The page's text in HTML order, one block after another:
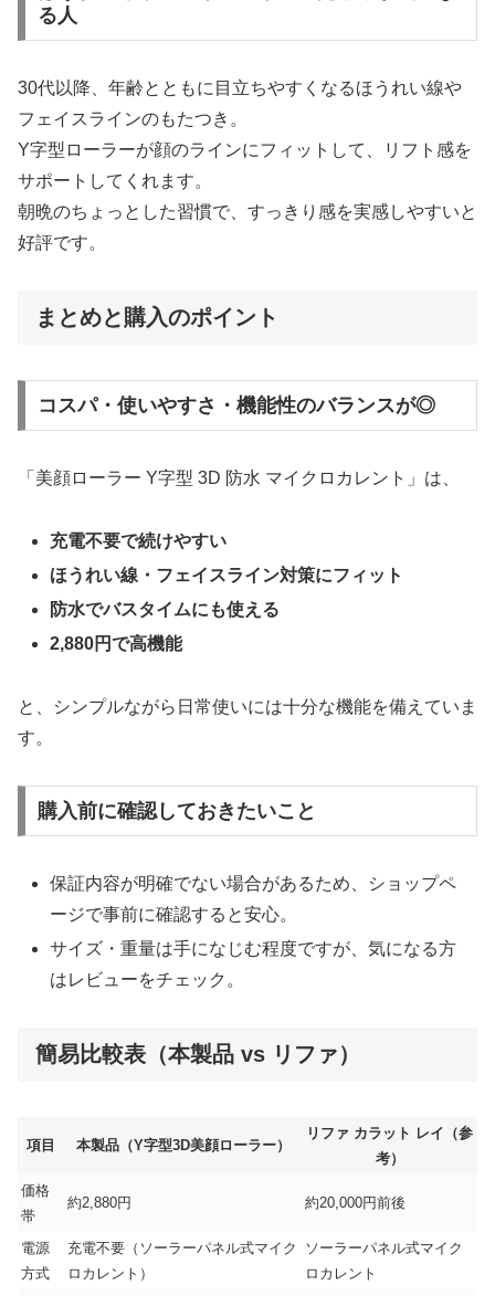
る人
30代以降、年齢とともに目立ちやすくなるほうれい線や
フェイスラインのもたつき。
Y字型ローラーが顔のラインにフィットして、リフト感を
サポートしてくれます。
朝晩のちょっとした習慣で、すっきり感を実感しやすいと
好評です。
まとめと購入のポイント
コスパ・使いやすさ・機能性のバランスが◎
「美顔ローラー Y字型 3D 防水 マイクロカレント」は、
充電不要で続けやすい
ほうれい線・フェイスライン対策にフィット
防水でバスタイムにも使える
2,880円で高機能
と、シンプルながら日常使いには十分な機能を備えていま
す。
購入前に確認しておきたいこと
保証内容が明確でない場合があるため、ショップペ
ージで事前に確認すると安心。
サイズ・重量は手になじむ程度ですが、気になる方
はレビューをチェック。
簡易比較表（本製品 vs リファ）
項目 本製品（Y字型3D美顔ローラー）
リファ カラット レイ（参
考）
価格
帯
約2,880円 約20,000円前後
電源
方式
充電不要（ソーラーパネル式マイク
ロカレント）
ソーラーパネル式マイク
ロカレント